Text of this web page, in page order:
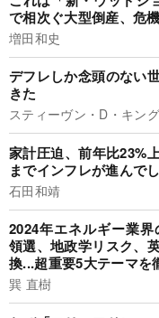
で相次ぐ大型倒産、危
増田和史
デフレしか念頭のない
きた
スティーヴン・D・キン
家計圧迫、前年比23%
までインフレが進んで
石田和靖
2024年エネルギー業
領選、地政学リスク、
換...超重要5大テーマを
巽 直樹